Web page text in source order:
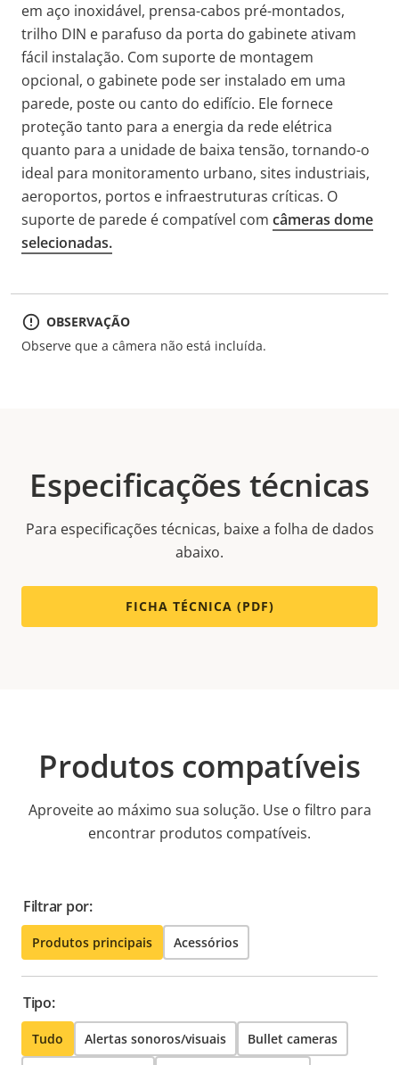
em aço inoxidável, prensa-cabos pré-montados,
trilho DIN e parafuso da porta do gabinete ativam
fácil instalação. Com suporte de montagem
opcional, o gabinete pode ser instalado em uma
parede, poste ou canto do edifício. Ele fornece
proteção tanto para a energia da rede elétrica
quanto para a unidade de baixa tensão, tornando-o
ideal para monitoramento urbano, sites industriais,
aeroportos, portos e infraestruturas críticas. O
suporte de parede é compatível com câmeras dome
selecionadas.
OBSERVAÇÃO
Observe que a câmera não está incluída.
Especificações técnicas
Para especificações técnicas, baixe a folha de dados
abaixo.
FICHA TÉCNICA (PDF)
Produtos compatíveis
Aproveite ao máximo sua solução. Use o filtro para
encontrar produtos compatíveis.
Filtrar por:
Produtos principais Acessórios
Tipo:
Tudo Alertas sonoros/visuais Bullet cameras